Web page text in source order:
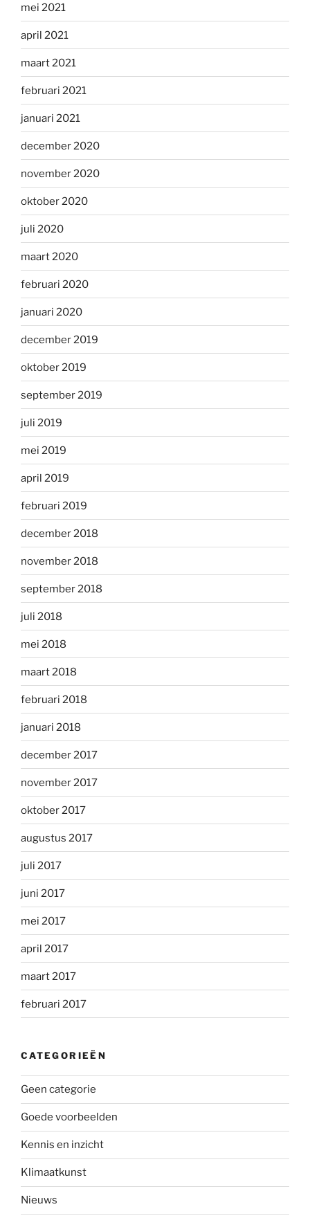
mei 2021
april 2021
maart 2021
februari 2021
januari 2021
december 2020
november 2020
oktober 2020
juli 2020
maart 2020
februari 2020
januari 2020
december 2019
oktober 2019
september 2019
juli 2019
mei 2019
april 2019
februari 2019
december 2018
november 2018
september 2018
juli 2018
mei 2018
maart 2018
februari 2018
januari 2018
december 2017
november 2017
oktober 2017
augustus 2017
juli 2017
juni 2017
mei 2017
april 2017
maart 2017
februari 2017
CATEGORIEËN
Geen categorie
Goede voorbeelden
Kennis en inzicht
Klimaatkunst
Nieuws